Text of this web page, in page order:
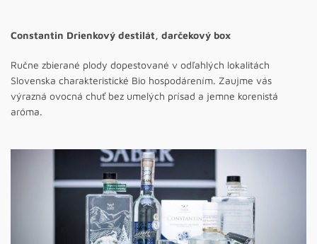
Constantin Drienkový destilát, darčekový box
Ručne zbierané plody dopestované v odľahlých lokalitách
Slovenska charakteristické Bio hospodárením. Zaujme vás
výrazná ovocná chuť bez umelých prísad a jemne korenistá
aróma.